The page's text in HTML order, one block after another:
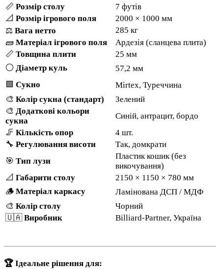
📏 Розмір столу
7 футів
📐 Розмір ігрового поля
2000 × 1000 мм
⚖️ Вага нетто
285 кг
🧱 Матеріал ігрового поля
Ардезія (сланцева плита)
📏 Товщина плити
25 мм
⚪ Діаметр куль
57,2 мм
🟩 Сукно
Mirtex, Туреччина
🎨 Колір сукна (стандарт)
Зелений
🎨 Додаткові кольори
сукна
Синій, антрацит, бордо
🦵 Кількість опор
4 шт.
🔧 Регулювання висоти
Так, домкрати
🎯 Тип лузи
Пластик кошик (без
викочування)
📐 Габарити столу
2150 × 1150 × 780 мм
🪵 Матеріал каркасу
Ламінована ДСП / МДФ
🎨 Колір столу
Чорний
🇺🇦Виробник Billiard-Partner, Україна
🏆 Ідеальне рішення для: